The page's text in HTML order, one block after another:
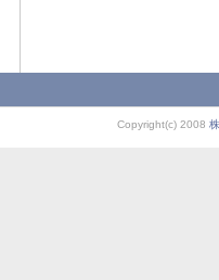
Copyright(c) 2008